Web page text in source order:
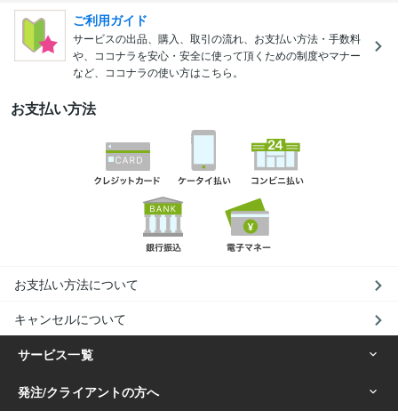
ご利用ガイド
サービスの出品、購入、取引の流れ、お支払い方法・手数料
や、ココナラを安心・安全に使って頂くための制度やマナー
など、ココナラの使い方はこちら。
お支払い方法
お支払い方法について
キャンセルについて